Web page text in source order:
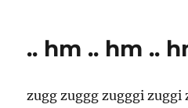
.. hm .. hm ..
zugg zuggg zugggi zuggi